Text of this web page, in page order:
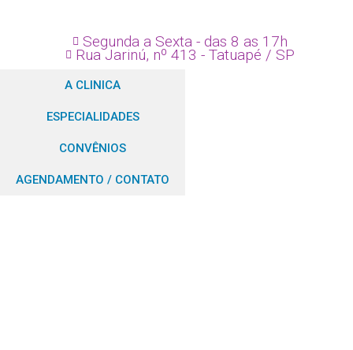
Segunda a Sexta - das 8 as 17h
Rua Jarinú, nº 413 - Tatuapé / SP
A CLINICA
ESPECIALIDADES
CONVÊNIOS
AGENDAMENTO / CONTATO